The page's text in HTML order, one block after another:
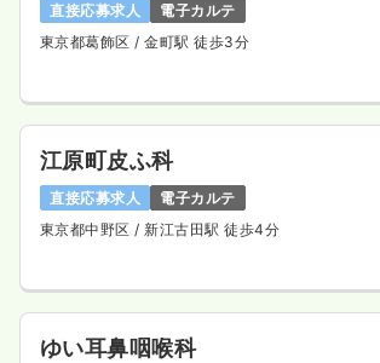
直接応募求人
電子カルテ
東京都葛飾区 / 金町駅 徒歩3分
江原町皮ふ科
直接応募求人
電子カルテ
東京都中野区 / 新江古田駅 徒歩4分
ゆい耳鼻咽喉科